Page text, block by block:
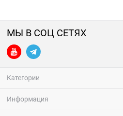
МЫ В СОЦ СЕТЯХ
Категории
Информация